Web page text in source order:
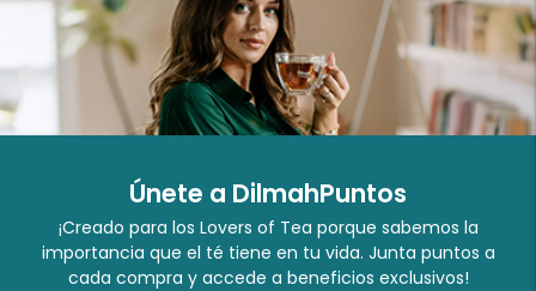
Únete a DilmahPuntos
¡Creado para los Lovers of Tea porque sabemos la
importancia que el té tiene en tu vida. Junta puntos a
cada compra y accede a beneficios exclusivos!